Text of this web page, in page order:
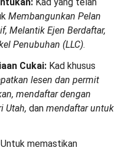
Membangunkan Pelan
Melantik Ejen Berdaftar,
Penubuhan (LLC).
Cukai: Kad khusus
lesen dan permit
mendaftar dengan
Utah, dan mendaftar untuk
Untuk memastikan